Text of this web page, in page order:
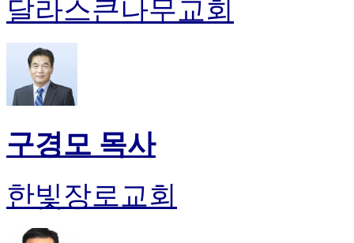
달라스큰나무교회
구경모 목사
한빛장로교회